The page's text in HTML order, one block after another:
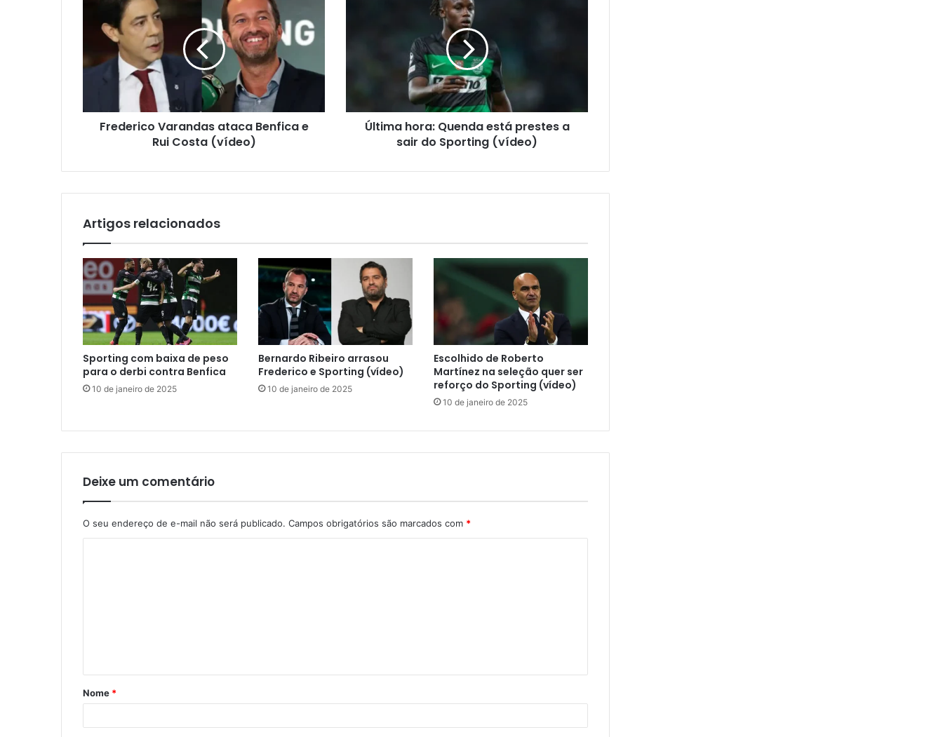
Frederico Varandas ataca Benfica e
Rui Costa (vídeo)
Última hora: Quenda está prestes a
sair do Sporting (vídeo)
Artigos relacionados
Sporting com baixa de peso
para o derbi contra Benfica
10 de janeiro de 2025
Bernardo Ribeiro arrasou
Frederico e Sporting (vídeo)
10 de janeiro de 2025
Escolhido de Roberto
Martínez na seleção quer ser
reforço do Sporting (vídeo)
10 de janeiro de 2025
Deixe um comentário
O seu endereço de e-mail não será publicado. Campos obrigatórios são marcados com *
á
r
Nome *